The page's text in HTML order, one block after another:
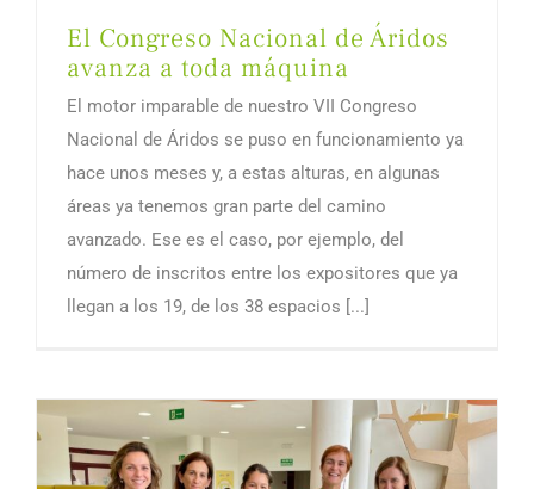
El Congreso Nacional de Áridos
avanza a toda máquina
El motor imparable de nuestro VII Congreso
Nacional de Áridos se puso en funcionamiento ya
hace unos meses y, a estas alturas, en algunas
áreas ya tenemos gran parte del camino
avanzado. Ese es el caso, por ejemplo, del
número de inscritos entre los expositores que ya
llegan a los 19, de los 38 espacios [...]